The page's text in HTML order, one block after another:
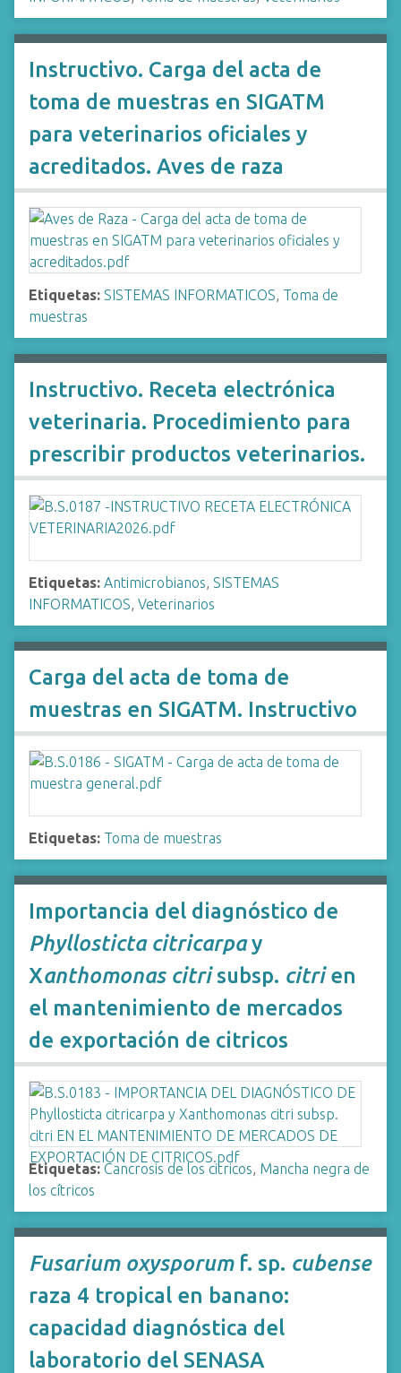
Instructivo. Carga del acta de
toma de muestras en SIGATM
para veterinarios oficiales y
acreditados. Aves de raza
Etiquetas: SISTEMAS INFORMATICOS, Toma de
muestras
Instructivo. Receta electrónica
veterinaria. Procedimiento para
prescribir productos veterinarios.
Etiquetas: Antimicrobianos, SISTEMAS
INFORMATICOS, Veterinarios
Carga del acta de toma de
muestras en SIGATM. Instructivo
Etiquetas: Toma de muestras
Importancia del diagnóstico de
Phyllosticta citricarpay
Xanthomonas citrisubsp. citrien
el mantenimiento de mercados
de exportación de citricos
Etiquetas: Cancrosis de los citricos, Mancha negra de
los cítricos
Fusarium oxysporumf. sp. cubense
raza 4 tropical en banano:
capacidad diagnóstica del
laboratorio del SENASA